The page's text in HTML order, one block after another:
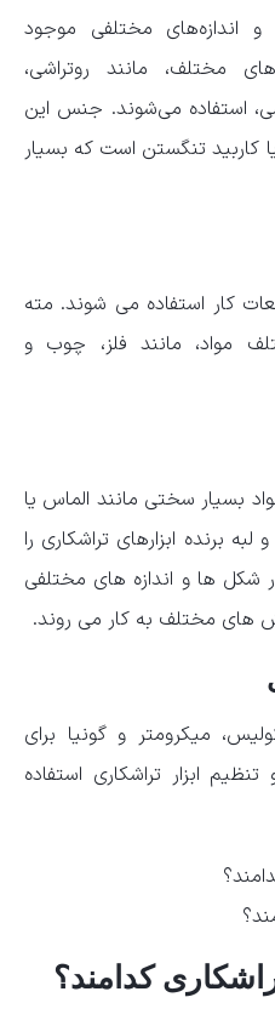
اندازه‌های مختلفی موجود
مختلف، مانند روتراشی،
استفاده می‌شوند. جنس این
کاربید تنگستن است که بسیار
کار استفاده می ‌شوند. مته
مواد، مانند فلز، چوب و
بسیار سختی مانند الماس یا
برنده ابزارهای تراشکاری را
ها و اندازه‌ های مختلفی
های مختلف به کار می ‌روند.
میکرومتر و گونیا برای
ابزار تراشکاری استفاده
کدامند؟